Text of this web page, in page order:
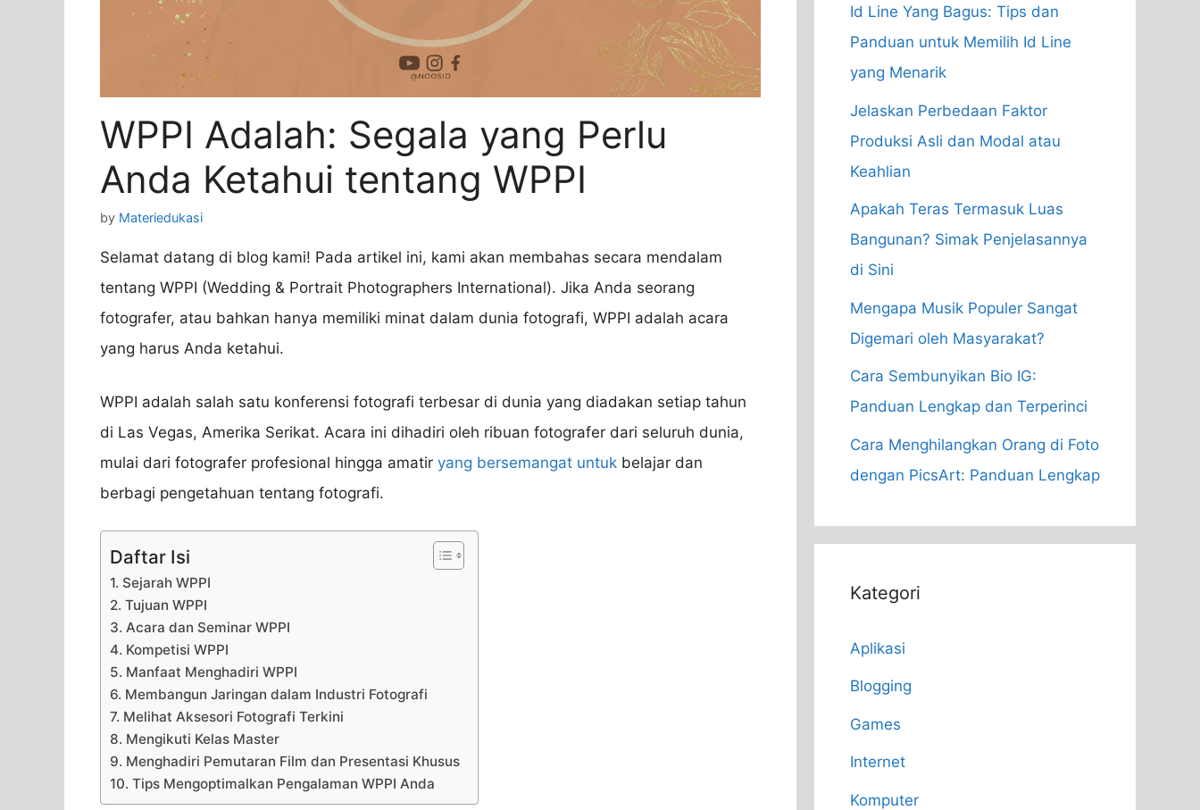
WPPI Adalah: Segala yang Perlu
Anda Ketahui tentang WPPI
by Materiedukasi
Selamat datang di blog kami! Pada artikel ini, kami akan membahas secara mendalam
tentang WPPI (Wedding & Portrait Photographers International). Jika Anda seorang
fotografer, atau bahkan hanya memiliki minat dalam dunia fotografi, WPPI adalah acara
yang harus Anda ketahui.
WPPI adalah salah satu konferensi fotografi terbesar di dunia yang diadakan setiap tahun
di Las Vegas, Amerika Serikat. Acara ini dihadiri oleh ribuan fotografer dari seluruh dunia,
mulai dari fotografer profesional hingga amatir yang bersemangat untuk belajar dan
berbagi pengetahuan tentang fotografi.
Daftar Isi
1. Sejarah WPPI
2. Tujuan WPPI
3. Acara dan Seminar WPPI
4. Kompetisi WPPI
5. Manfaat Menghadiri WPPI
6. Membangun Jaringan dalam Industri Fotografi
7. Melihat Aksesori Fotografi Terkini
8. Mengikuti Kelas Master
9. Menghadiri Pemutaran Film dan Presentasi Khusus
10. Tips Mengoptimalkan Pengalaman WPPI Anda
Id Line Yang Bagus: Tips dan
Panduan untuk Memilih Id Line
yang Menarik
Jelaskan Perbedaan Faktor
Produksi Asli dan Modal atau
Keahlian
Apakah Teras Termasuk Luas
Bangunan? Simak Penjelasannya
di Sini
Mengapa Musik Populer Sangat
Digemari oleh Masyarakat?
Cara Sembunyikan Bio IG:
Panduan Lengkap dan Terperinci
Cara Menghilangkan Orang di Foto
dengan PicsArt: Panduan Lengkap
Kategori
Aplikasi
Blogging
Games
Internet
Komputer